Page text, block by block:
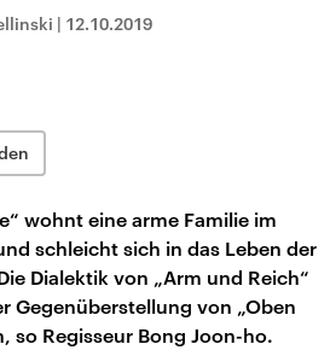
| 12.10.2019
wohnt eine arme Familie im
schleicht sich in das Leben der
Dialektik von „Arm und Reich“
Gegenüberstellung von „Oben
so Regisseur Bong Joon-ho.